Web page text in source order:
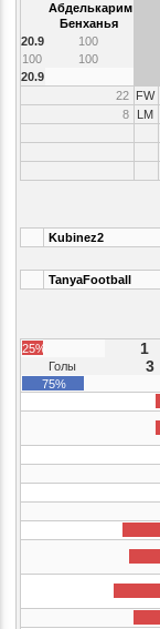
Абделькарим
Бенханья
20.9
100
100
100
20.9
22
FW
8
LM
Kubinez2
TanyaFootball
25% 1
Голы 3
75%